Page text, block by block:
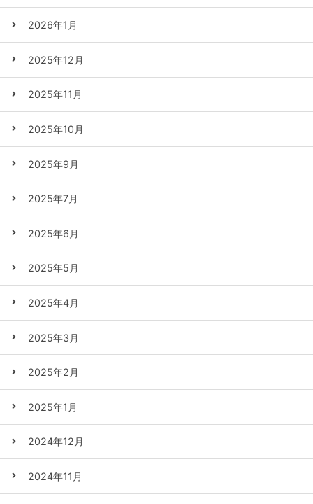
2026年1月
2025年12月
2025年11月
2025年10月
2025年9月
2025年7月
2025年6月
2025年5月
2025年4月
2025年3月
2025年2月
2025年1月
2024年12月
2024年11月